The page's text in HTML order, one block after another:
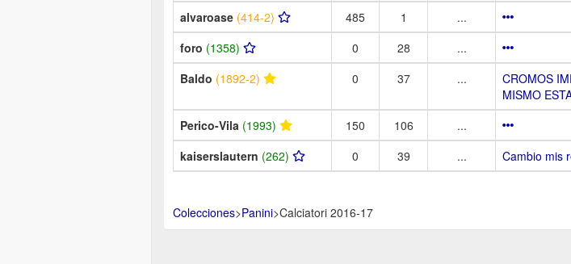
alvaroase (414-2) 485 1
...
foro (1358) 0 28
...
Baldo (1892-2) 0 37 ...
CROMOS
MISMO
Perico-Vila (1993) 150 106
...
kaiserslautern (262) 0 39 ... Cambio mis
Colecciones>Panini>Calciatori 2016-17